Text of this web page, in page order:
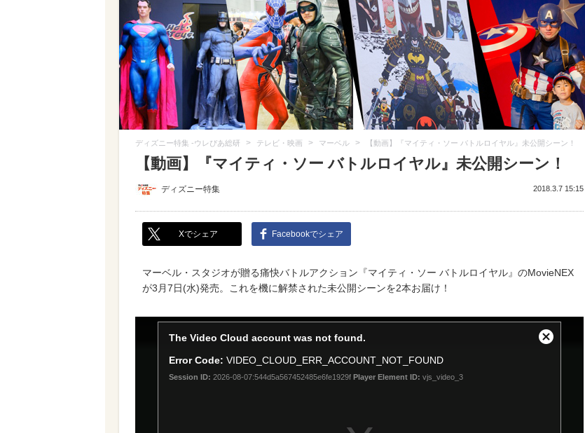
ディズニー特集 -ウレぴあ総研 > テレビ・映画 > マーベル > 【動画】『マイティ・ソー バトルロイヤル』未公開シーン！
【動画】『マイティ・ソー バトルロイヤル』未公開シーン！
ディズニー特集 2018.3.7 15:15
Xでシェア Facebookでシェア
マーベル・スタジオが贈る痛快バトルアクション『マイティ・ソー バトルロイヤル』のMovieNEX
が3月7日(水)発売。これを機に解禁された未公開シーンを2本お届け！